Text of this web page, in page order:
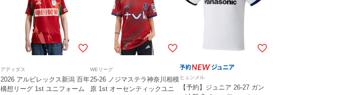
アディダス
2026 アルビレックス新潟 百年
構想リーグ 1st ユニフォーム
WEリーグ
25-26 ノジマステラ神奈川相模
原 1st オーセンティックユニ
ヒュンメル
【予約】ジュニア 26-27 ガン